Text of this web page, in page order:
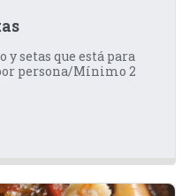
y setas que está para
persona/Mínimo 2